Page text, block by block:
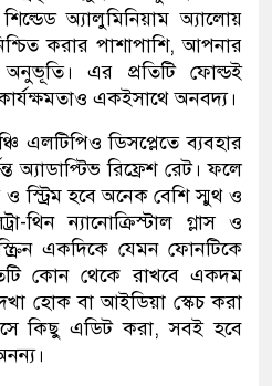
অ্যালুমিনিয়াম অ্যালোয়
করার পাশাপাশি, আপনার
এর প্রতিটি ফোল্ডই
একইসাথে অনবদ্য।
এলটিপিও ডিসপ্লেতে ব্যবহার
অ্যাডাপ্টিভ রিফ্রেশ রেট। ফলে
স্ট্রিম হবে অনেক বেশি স্মুথ ও
থিন ন্যানোক্রিস্টাল গ্লাস ও
একদিকে যেমন ফোনটিকে
কোন থেকে রাখবে একদম
হোক বা আইডিয়া স্কেচ করা
কিছু এডিট করা, সবই হবে